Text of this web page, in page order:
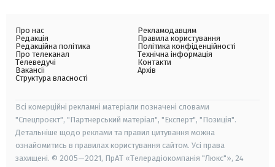
Про нас
Редакція
Редакційна політика
Про телеканал
Телеведучі
Вакансії
Структура власності
Рекламодавцям
Правила користування
Політика конфіденційності
Технічна інформація
Контакти
Архів
Всі комерційні рекламні матеріали позначені словами
"Спецпроєкт", "Партнерський матеріал", "Експерт", "Позиція".
Детальніше щодо реклами та правил цитування можна
ознайомитись в правилах користування сайтом. Усі права
захищені. © 2005—2021, ПрАТ «Телерадіокомпанія "Люкс"», 24